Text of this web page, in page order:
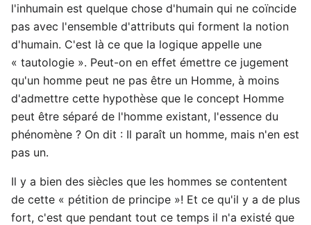
l'inhumain est quelque chose d'humain qui ne coïncide
pas avec l'ensemble d'attributs qui forment la notion
d'humain. C'est là ce que la logique appelle une
« tautologie ». Peut-on en effet émettre ce jugement
qu'un homme peut ne pas être un Homme, à moins
d'admettre cette hypothèse que le concept Homme
peut être séparé de l'homme existant, l'essence du
phénomène ? On dit : Il paraît un homme, mais n'en est
pas un.
Il y a bien des siècles que les hommes se contentent
de cette « pétition de principe »! Et ce qu'il y a de plus
fort, c'est que pendant tout ce temps il n'a existé que